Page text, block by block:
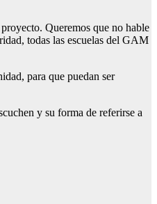
Queremos que no hable
todas las escuelas del GAM
para que puedan ser
y su forma de referirse a